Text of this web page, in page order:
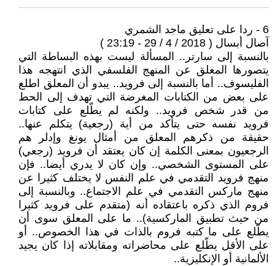
6 - ردا على تعليق ماجد الشمري
آصال أبسال ( 2018 / 4 / 29 - 23:19 )
بالنسبة إلى سارتر.. المسألة ليست بهذه البساطة التي
يتصورها المعلق عن المنهج الفلسفي الذي انتهجه هذا
الفليسوف.. أما بالنسبة إلى فرويد.. يبدو أن المعلق اطلع
على بعض من الكتابات المغرضة التي تهدف إلى الحط
من قدر شخص فرويد.. ولكنه لم يطّلع على كتابات
فرويد نفسه حتى يتأكد من أية (رجعية) يتكلم عنها..
حقيقة من ذكرهم المعلق من أمثال يونغ وإدلر هم
الرجعيون بمعنى الكلمة إن كان يعتقد أن فرويد (رجعي)
على المستوى الشخصي.. وإن كان لا يدري أيضا.. فإن
منهج فرويد التقدمي في علم النفس لا يختلف كثيرا عن
منهج ماركس التقدمي في علم الاجتماع.. وبالنسبة إلى
فروم الذي ذكره باعتقاده أنه (متقدم على فرويد كثيرا
من حيث تطبيق الماركسية).. ما على المعلق سوى أن
يطّلع على ما كتبه فروم بالذات في هذا الخصوص.. أو
على الأقل يطّلع على محاضراته ومقابلاته إذا كان يجيد
الألمانية أو الإنكليزية..